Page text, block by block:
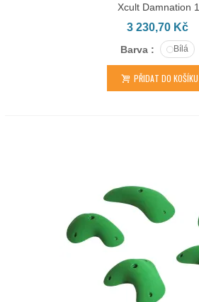
Xcult Damnation 1
3 230,70 Kč
Barva : Bílá
PŘIDAT DO KOŠÍKU